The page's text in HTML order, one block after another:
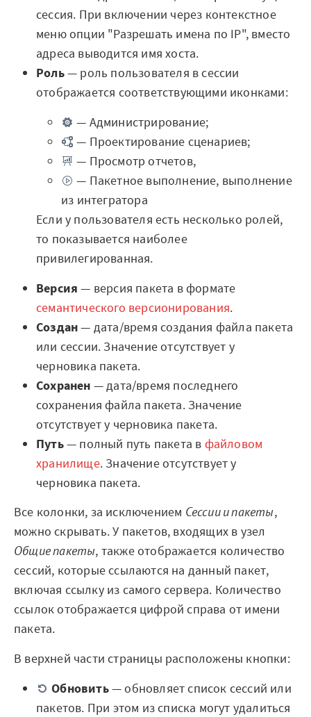
Закрыть
сессия. При включении через контекстное
меню опции "Разрешать имена по IP", вместо
адреса выводится имя хоста.
Роль— роль пользователя в сессии
отображается соответствующими иконками:
— Администрирование;
— Проектирование сценариев;
— Просмотр отчетов,
— Пакетное выполнение, выполнение
из интегратора
Если у пользователя есть несколько ролей,
то показывается наиболее
привилегированная.
Версия — версия пакета в формате
семантического версионирования.
Создан— дата/время создания файла пакета
или сессии. Значение отсутствует у
черновика пакета.
Сохранен — дата/время последнего
сохранения файла пакета. Значение
отсутствует у черновика пакета.
Путь— полный путь пакета в файловом
хранилище. Значение отсутствует у
черновика пакета.
Все колонки, за исключением Сессии и пакеты,
можно скрывать. У пакетов, входящих в узел
Общие пакеты, также отображается количество
сессий, которые ссылаются на данный пакет,
включая ссылку из самого сервера. Количество
ссылок отображается цифрой справа от имени
пакета.
В верхней части страницы расположены кнопки:
Обновить— обновляет список сессий или
пакетов. При этом из списка могут удалиться